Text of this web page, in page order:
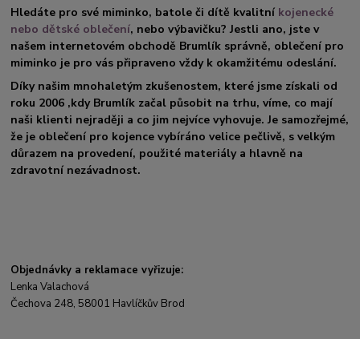
Hledáte pro své miminko, batole či dítě kvalitní kojenecké
nebo dětské oblečení, nebo výbavičku? Jestli ano, jste v
našem internetovém obchodě Brumlík správně, oblečení pro
miminko je pro vás připraveno vždy k okamžitému odeslání.
Díky našim mnohaletým zkušenostem, které jsme získali od
roku 2006 ,kdy Brumlík začal působit na trhu, víme, co mají
naši klienti nejraději a co jim nejvíce vyhovuje. Je samozřejmé,
že je oblečení pro kojence vybíráno velice pečlivě, s velkým
důrazem na provedení, použité materiály a hlavně na
zdravotní nezávadnost.
Objednávky a reklamace vyřizuje:
Lenka Valachová
Čechova 248, 58001 Havlíčkův Brod